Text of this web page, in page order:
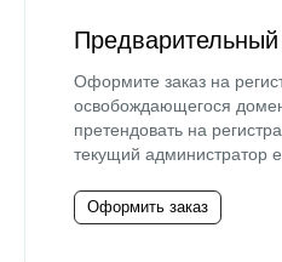
Предварительный
Оформите заказ на
освобождающегося
претендовать на
текущий администратор
Оформить заказ